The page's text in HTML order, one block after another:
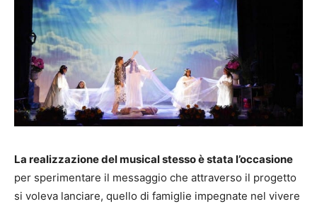
La realizzazione del musical stesso è stata l’occasione
per sperimentare il messaggio che attraverso il progetto
si voleva lanciare, quello di famiglie impegnate nel vivere